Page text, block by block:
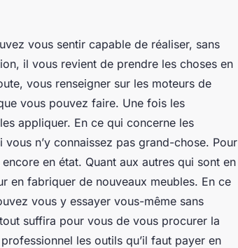
vous sentir capable de réaliser, sans
il vous revient de prendre les choses en
vous renseigner sur les moteurs de
vous pouvez faire. Une fois les
appliquer. En ce qui concerne les
n’y connaissez pas grand-chose. Pour
en état. Quant aux autres qui sont en
en fabriquer de nouveaux meubles. En ce
vous y essayer vous-même sans
suffira pour vous de vous procurer la
les outils qu’il faut payer en